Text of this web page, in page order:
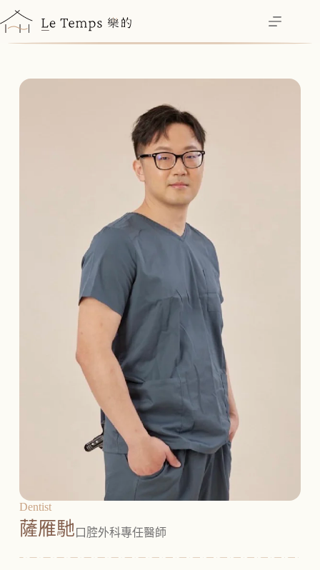
至
主
Dentist
薩雁馳 口腔外科專任醫師